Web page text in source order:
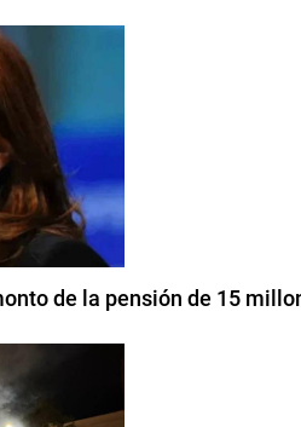
de la pensión de 15